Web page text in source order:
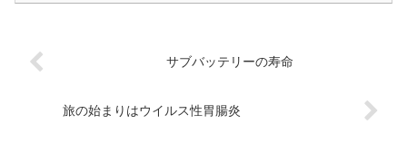
サブバッテリーの寿命
旅の始まりはウイルス性胃腸炎